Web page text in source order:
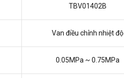
TBV01402B
Van điều chỉnh nhiệt độ
0.05MPa ~ 0.75MPa